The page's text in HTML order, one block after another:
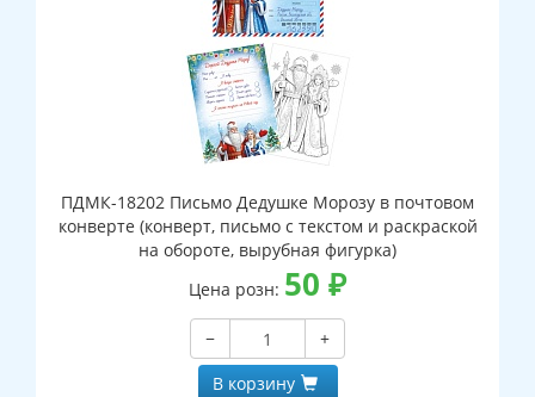
ПДМК-18202 Письмо Дедушке Морозу в почтовом
конверте (конверт, письмо с текстом и раскраской
на обороте, вырубная фигурка)
Цена розн: 50 ₽
−
+
В корзину